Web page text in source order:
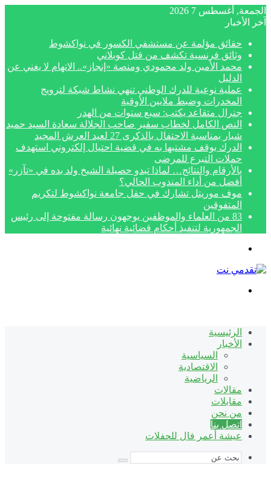
الجمعة, أغسطس 7 2026
آخر الأخبار
حقائق مؤلمة عن مستشفي الكسور في نواكشوط
وثائق فرنسية تكشف من قتل كوبلاني
محمد الأمين ولد محمودي ومنصة «إنجاز».. الاتهام لا يغني عن
الدليل
عملية نوعية للدرك الوطني تنهي نشاط شبكة لترويج
المخدرات وضبط ملايين الأوقية
جنرال متقاعد يكتب: سبع سنوات من الهدر
النص الكامل لخطاب سفير صاحب الجلالة سعادة السيد حميد
شبار بمناسبة الاحتفال بالذكرى 27 لعيد العرش المجيد
الدرك يوقف مشتبها به في قضية احتيال إلكتروني استهدف
حملات التبرع للمرضى
بالأرقام والنتائج… لماذا تبدو حصيلة الشيخ ولد بده في «تآزر»
أفضل من أداء المندوب الحالي؟
موف موريتل تشارك في حفل جامعة نواكشوط لتكريم
المتفوقين
83 من العلماء والموظفين يوجهون رسالة مفتوحة إلى رئيس
الجمهورية لتنفيذ أحكام قضائية نهائية
الرئيسية
الأخبار
السياسية
الاقتصادية
الرياضية
مقالات
مقابلات
من نحن
اتصل بنا
عيشة أعمر فال للحفلات
بحث